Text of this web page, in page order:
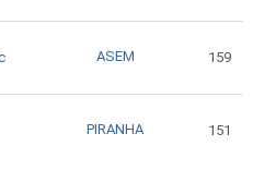
ASEM 159
PIRANHA 151